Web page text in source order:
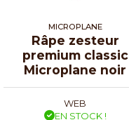
MICROPLANE
Râpe zesteur
premium classic
Microplane noir
WEB
EN STOCK !